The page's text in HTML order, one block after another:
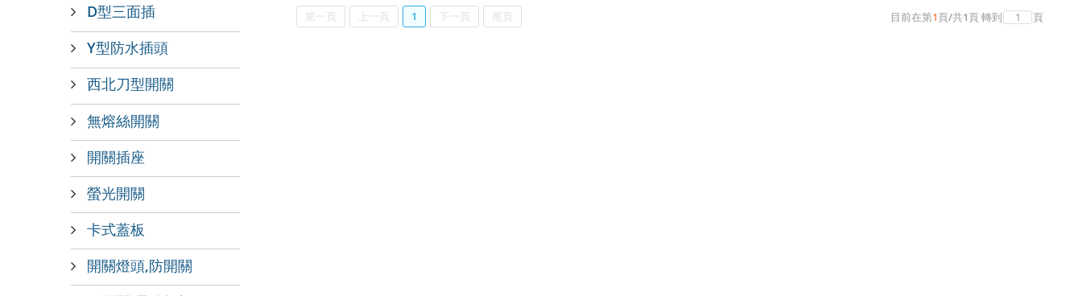
第一頁 上一頁 1 下一頁 尾頁 目前在第1頁/共1頁轉到 頁
D型三面插
Y型防水插頭
西北刀型開關
無熔絲開關
開關插座
螢光開關
卡式蓋板
開關燈頭,防開關